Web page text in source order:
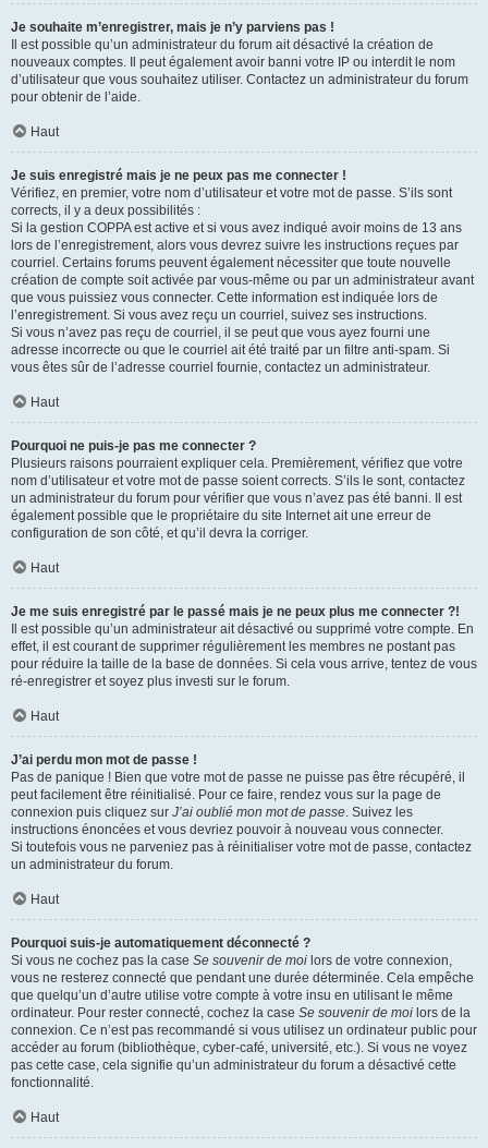
Je souhaite m’enregistrer, mais je n’y parviens pas !
Il est possible qu’un administrateur du forum ait désactivé la création de
nouveaux comptes. Il peut également avoir banni votre IP ou interdit le nom
d’utilisateur que vous souhaitez utiliser. Contactez un administrateur du forum
pour obtenir de l’aide.
Haut
Je suis enregistré mais je ne peux pas me connecter !
Vérifiez, en premier, votre nom d’utilisateur et votre mot de passe. S’ils sont
corrects, il y a deux possibilités :
Si la gestion COPPA est active et si vous avez indiqué avoir moins de 13 ans
lors de l’enregistrement, alors vous devrez suivre les instructions reçues par
courriel. Certains forums peuvent également nécessiter que toute nouvelle
création de compte soit activée par vous-même ou par un administrateur avant
que vous puissiez vous connecter. Cette information est indiquée lors de
l’enregistrement. Si vous avez reçu un courriel, suivez ses instructions.
Si vous n’avez pas reçu de courriel, il se peut que vous ayez fourni une
adresse incorrecte ou que le courriel ait été traité par un filtre anti-spam. Si
vous êtes sûr de l’adresse courriel fournie, contactez un administrateur.
Haut
Pourquoi ne puis-je pas me connecter ?
Plusieurs raisons pourraient expliquer cela. Premièrement, vérifiez que votre
nom d’utilisateur et votre mot de passe soient corrects. S’ils le sont, contactez
un administrateur du forum pour vérifier que vous n’avez pas été banni. Il est
également possible que le propriétaire du site Internet ait une erreur de
configuration de son côté, et qu’il devra la corriger.
Haut
Je me suis enregistré par le passé mais je ne peux plus me connecter ?!
Il est possible qu’un administrateur ait désactivé ou supprimé votre compte. En
effet, il est courant de supprimer régulièrement les membres ne postant pas
pour réduire la taille de la base de données. Si cela vous arrive, tentez de vous
ré-enregistrer et soyez plus investi sur le forum.
Haut
J’ai perdu mon mot de passe !
Pas de panique ! Bien que votre mot de passe ne puisse pas être récupéré, il
peut facilement être réinitialisé. Pour ce faire, rendez vous sur la page de
connexion puis cliquez sur J’ai oublié mon mot de passe. Suivez les
instructions énoncées et vous devriez pouvoir à nouveau vous connecter.
Si toutefois vous ne parveniez pas à réinitialiser votre mot de passe, contactez
un administrateur du forum.
Haut
Pourquoi suis-je automatiquement déconnecté ?
Si vous ne cochez pas la case Se souvenir de moi lors de votre connexion,
vous ne resterez connecté que pendant une durée déterminée. Cela empêche
que quelqu’un d’autre utilise votre compte à votre insu en utilisant le même
ordinateur. Pour rester connecté, cochez la case Se souvenir de moi lors de la
connexion. Ce n’est pas recommandé si vous utilisez un ordinateur public pour
accéder au forum (bibliothèque, cyber-café, université, etc.). Si vous ne voyez
pas cette case, cela signifie qu’un administrateur du forum a désactivé cette
fonctionnalité.
Haut